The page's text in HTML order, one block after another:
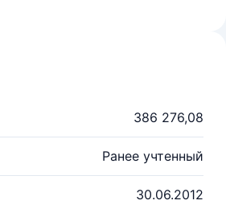
386 276,08
Ранее учтенный
30.06.2012